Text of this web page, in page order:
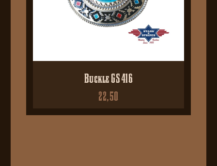
Buckle GS 416
22,50